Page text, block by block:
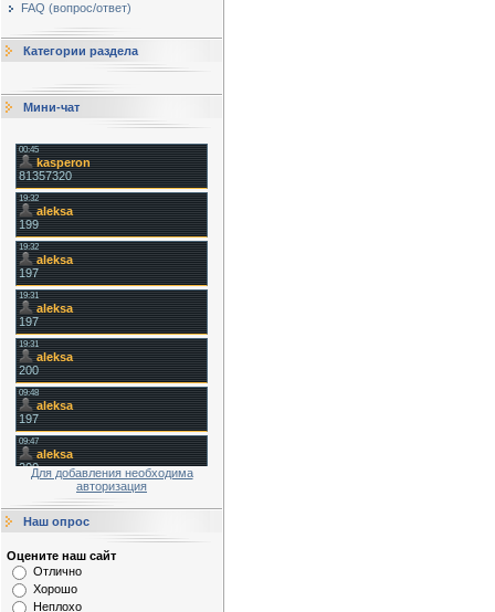
FAQ (вопрос/ответ)
Категории раздела
Мини-чат
Для добавления необходима
авторизация
Наш опрос
Оцените наш сайт
Отлично
Хорошо
Неплохо